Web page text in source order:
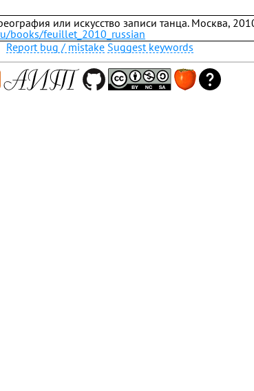
или искусство записи танца. Москва,
books/feuillet_2010_russian
Report bug / mistake Suggest keywords